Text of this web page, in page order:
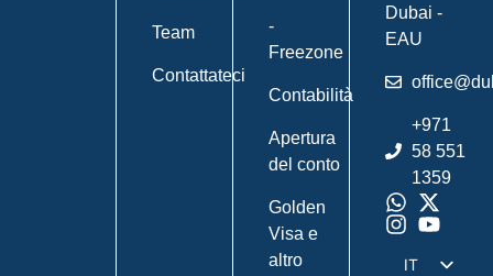
Team
Contattateci
-
Freezone
Contabilità
Apertura
del conto
Golden
Visa e
altro
Dubai -
EAU
+971
58 551
1359
IT